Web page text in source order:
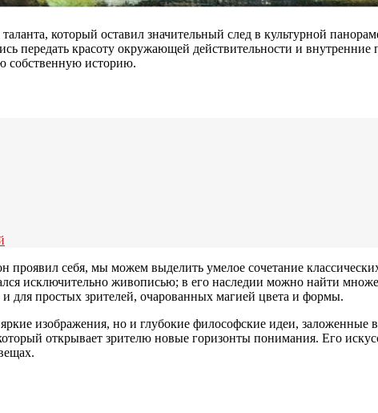
который оставил значительный след в культурной
передать красоту окружающей действительности и
собственную историю.
себя, мы можем выделить умелое сочетание
исключительно живописью; в его наследии можно найти
для простых зрителей, очарованных магией цвета и формы.
изображения, но и глубокие философские идеи,
открывает зрителю новые горизонты понимания. Его